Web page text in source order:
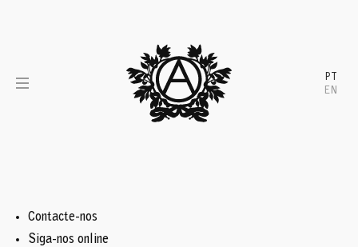
PT
EN
Contacte-nos
Siga-nos online